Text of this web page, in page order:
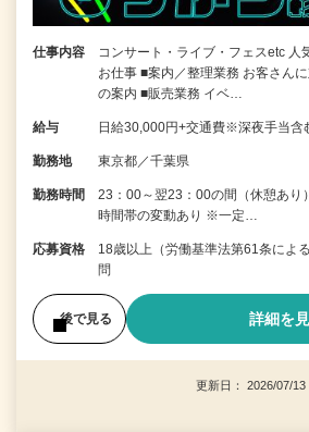
仕事内容
コンサート・ライブ・フェスetc 人
お仕事 ■案内／整理業務 お客さん
の案内 ■販売業務 イベ…
給与 日給30,000円+交通費※深夜手当含
勤務地 東京都／千葉県
勤務時間
23：00～翌23：00の間（休憩あり
時間帯の変動あり ※一定…
応募資格
18歳以上（労働基準法第61条によ
問
後で見る 詳細を
更新日： 2026/07/